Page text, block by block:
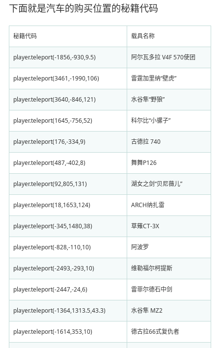
下面就是汽车的购买位置的秘籍代码
秘籍代码 载具名称
player.teleport(-1856,-930,9.5) 阿尔瓦多拉 V4F 570使团
player.teleport(3461,-1990,106) 雷霆加里纳“壁虎”
player.teleport(3640,-846,121) 水谷隼“野狼”
player.teleport(1645,-756,52) 科尔比“小骡子”
player.teleport(176,-334,9) 古德拉 740
player.teleport(487,-402,8) 舞舞P126
player.teleport(92,805,131) 湖女之剑“贝尼薇儿”
player.teleport(18,1653,124) ARCH纳扎雷
player.teleport(-345,1480,38) 草薙CT-3X
player.teleport(-828,-110,10) 阿波罗
player.teleport(-2493,-293,10) 维勒福尔柯提斯
player.teleport(-2447,-24,6) 雷菲尔德石中剑
player.teleport(-1364,1313.5,43.3) 水谷隼 MZ2
player.teleport(-1614,353,10) 德古拉66式复仇者